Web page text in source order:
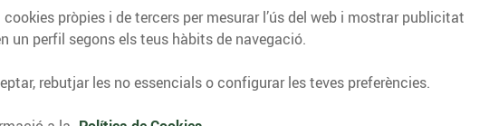
del nostre territori i molts altres temes.
CONSELLS I HÀBITS SALUDABLES ENERGIA GASTRONOMIA I TRADICIONS
pròpies i de tercers per mesurar l’ús del web i mostrar publicitat
un perfil segons els teus hàbits de navegació.
rebutjar les no essencials o configurar les teves preferències.